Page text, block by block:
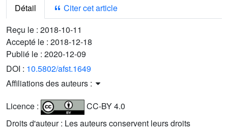
Détail
Citer cet article
Reçu le : 2018-10-11
Accepté le : 2018-12-18
Publié le : 2020-12-09
DOI : 10.5802/afst.1649
Affiliations des auteurs :
Licence :
CC-BY 4.0
Droits d'auteur : Les auteurs conservent leurs droits